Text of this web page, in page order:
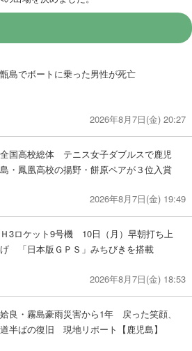
甑島でボートに乗った男性が死亡
2026年8月7日(金) 20:27
全国高校総体 テニス女子ダブルスで鹿児
島・鳳凰高校の揚野・餅原ペアが３位入賞
2026年8月7日(金) 19:49
Ｈ3ロケット9号機 10日（月）早朝打ち上
げ 「日本版ＧＰＳ」みちびきを搭載
2026年8月7日(金) 18:53
姶良・霧島豪雨災害から1年 戻った笑顔、
道半ばの復旧 現地リポート【鹿児島】